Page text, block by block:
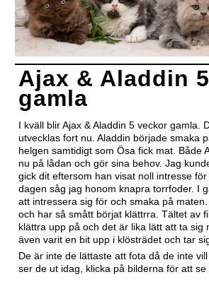
Ajax & Aladdin
gamla
I kväll blir Ajax & Aladdin 5 veckor gamla.
utvecklas fort nu. Aladdin började smaka
helgen samtidigt som Ösa fick mat. Både
nu på lådan och gör sina behov. Jag
gick dit eftersom han visat noll intresse
dagen såg jag honom knapra torrfoder. I
att intressera sig för och smaka på
och har så smått börjat klättrra. Tältet av
klättra upp på och det är lika lätt att ta sig
även varit en bit upp i klösträdet och tar
De är inte de lättaste att fota då de inte
ser de ut idag, klicka på bilderna för att